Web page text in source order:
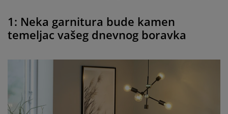
1: Neka garnitura bude kamen
temeljac vašeg dnevnog boravka